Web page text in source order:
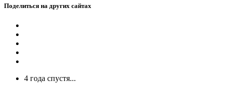
Поделиться на других сайтах
4 года спустя...